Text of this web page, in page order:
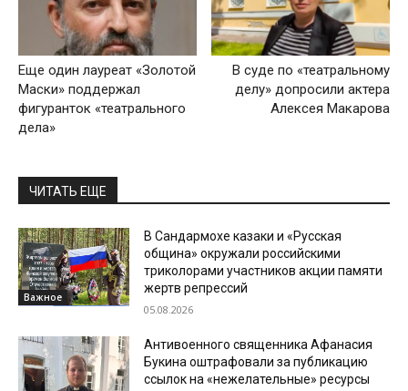
Еще один лауреат «Золотой
Маски» поддержал
фигуранток «театрального
дела»
В суде по «театральному
делу» допросили актера
Алексея Макарова
ЧИТАТЬ ЕЩЕ
Важное
В Сандармохе казаки и «Русская
община» окружали российскими
триколорами участников акции памяти
жертв репрессий
05.08.2026
Антивоенного священника Афанасия
Букина оштрафовали за публикацию
ссылок на «нежелательные» ресурсы